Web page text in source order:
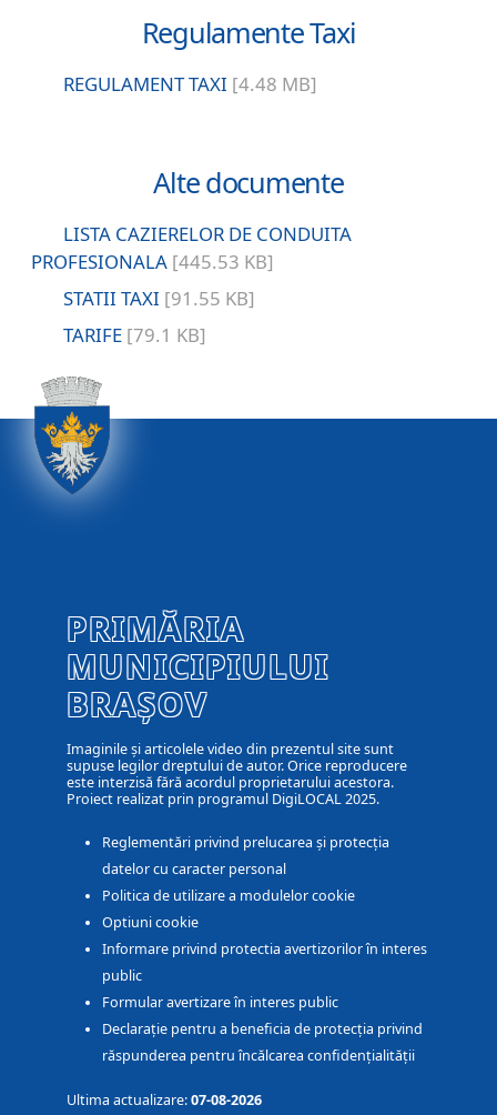
Regulamente Taxi
REGULAMENT TAXI [4.48 MB]
Alte documente
LISTA CAZIERELOR DE CONDUITA
PROFESIONALA [445.53 KB]
STATII TAXI [91.55 KB]
TARIFE [79.1 KB]
PRIMĂRIA
MUNICIPIULUI
BRAȘOV
Imaginile și articolele video din prezentul site sunt
supuse legilor dreptului de autor. Orice reproducere
este interzisă fără acordul proprietarului acestora.
Proiect realizat prin programul DigiLOCAL 2025.
Reglementări privind prelucarea și protecția
datelor cu caracter personal
Politica de utilizare a modulelor cookie
Optiuni cookie
Informare privind protectia avertizorilor în interes
public
Formular avertizare în interes public
Declarație pentru a beneficia de protecția privind
răspunderea pentru încălcarea confidențialității
Ultima actualizare:07-08-2026